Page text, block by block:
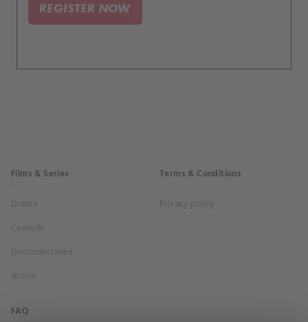
REGISTER NOW
Films & Series
Drama
Comedy
Documentaries
Action
Terms & Conditions
Privacy policy
FAQ